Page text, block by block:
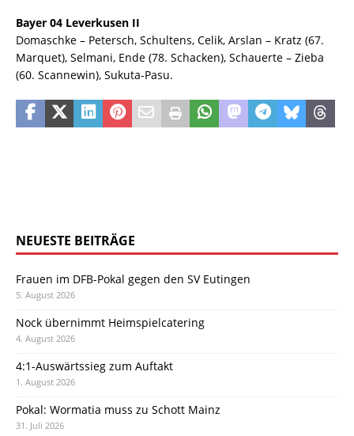
Bayer 04 Leverkusen II
Domaschke – Petersch, Schultens, Celik, Arslan – Kratz (67.
Marquet), Selmani, Ende (78. Schacken), Schauerte – Zieba
(60. Scannewin), Sukuta-Pasu.
NEUESTE BEITRÄGE
Frauen im DFB-Pokal gegen den SV Eutingen
5. August 2026
Nock übernimmt Heimspielcatering
4. August 2026
4:1-Auswärtssieg zum Auftakt
1. August 2026
Pokal: Wormatia muss zu Schott Mainz
31. Juli 2026